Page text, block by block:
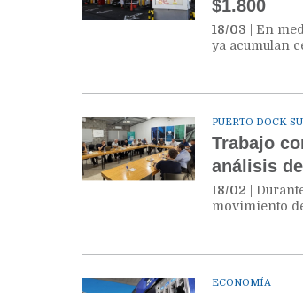
$1.800
18/03 | En
ya acumulan
PUERTO DOCK
Trabajo
análisis
18/02 |
movimiento
ECONOMÍA